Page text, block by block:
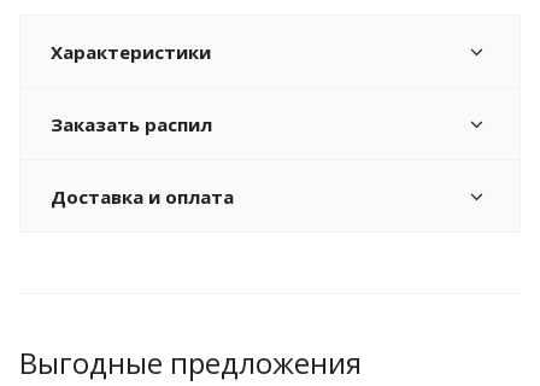
Характеристики
Заказать распил
Доставка и оплата
Выгодные предложения